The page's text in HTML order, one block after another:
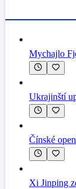
Mychajlo
Ukrajinští
Čínské
Xi Jinping